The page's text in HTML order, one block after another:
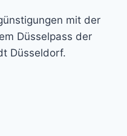
mit der
Düsselpass der
Düsseldorf.